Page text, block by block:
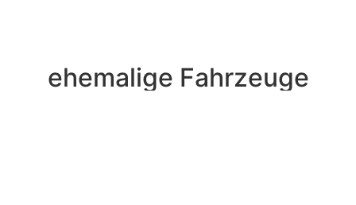
ehemalige Fahrzeuge